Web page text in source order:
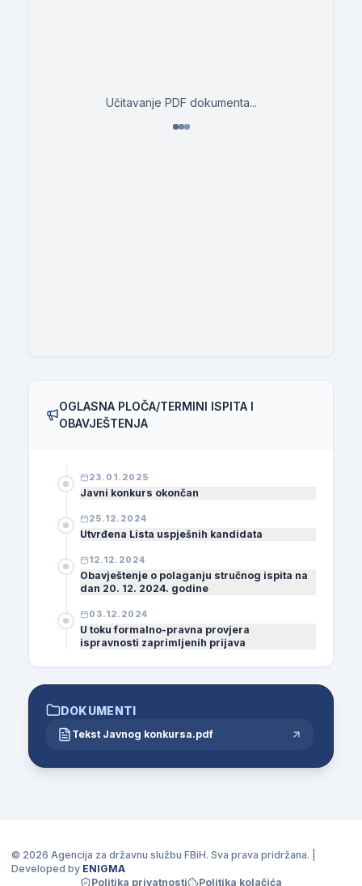
Učitavanje PDF dokumenta...
OGLASNA PLOČA/TERMINI ISPITA I
OBAVJEŠTENJA
23.01.2025
Javni konkurs okončan
25.12.2024
Utvrđena Lista uspješnih kandidata
12.12.2024
Obavještenje o polaganju stručnog ispita na
dan 20. 12. 2024. godine
03.12.2024
U toku formalno-pravna provjera
ispravnosti zaprimljenih prijava
DOKUMENTI
Tekst Javnog konkursa.pdf
© 2026 Agencija za državnu službu FBiH. Sva prava pridržana. |
Developed by ENIGMA
Politika privatnosti
Politika kolačića